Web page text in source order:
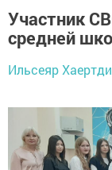
Участник
средней
Ильсеяр